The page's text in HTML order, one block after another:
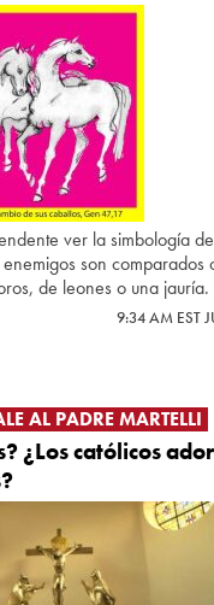
ver la simbología
son comparados
de leones o una jauría.
9:34 AM EST
AL PADRE MARTELLI
¿Los católicos